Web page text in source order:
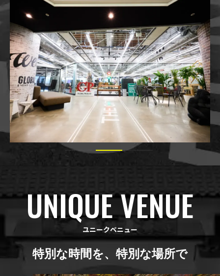
UNIQUE VENUE
ユニークベニュー
特別な時間を、特別な場所で